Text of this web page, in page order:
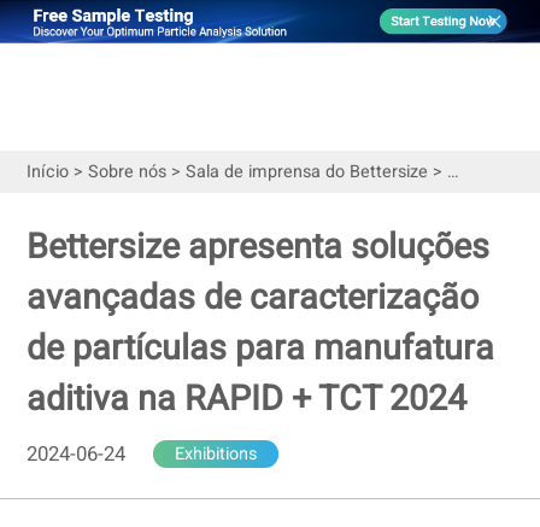
Início> Sobre nós> Sala de imprensa do Bettersize > Exhibitions
Bettersize apresenta soluções
avançadas de caracterização
de partículas para manufatura
aditiva na RAPID + TCT 2024
2024-06-24 Exhibitions